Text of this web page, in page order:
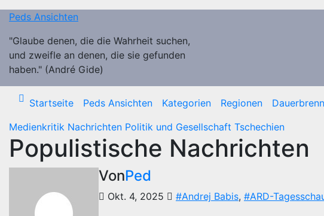
Zum
Inhalt
springen
Peds Ansichten
"Glaube denen, die die Wahrheit suchen,
und zweifle an denen, die sie gefunden
haben." (André Gide)
Startseite Peds Ansichten Kategorien Regionen
Medienkritik Nachrichten Politik und Gesellschaft Tschechien
Populistische Nachrichten
VonPed
Okt. 4, 2025 #Andrej Babis, #ARD-